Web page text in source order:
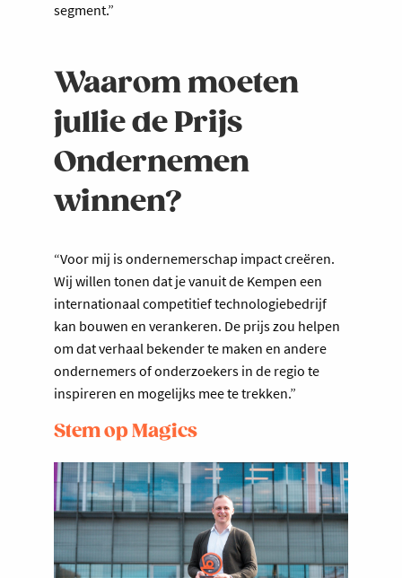
segment.”
Waarom moeten
jullie de Prijs
Ondernemen
winnen?
“Voor mij is ondernemerschap impact creëren.
Wij willen tonen dat je vanuit de Kempen een
internationaal competitief technologiebedrijf
kan bouwen en verankeren. De prijs zou helpen
om dat verhaal bekender te maken en andere
ondernemers of onderzoekers in de regio te
inspireren en mogelijks mee te trekken.”
Stem op Magics